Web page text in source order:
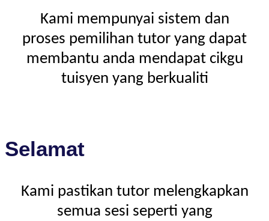
Kami mempunyai sistem dan
proses pemilihan tutor yang dapat
membantu anda mendapat cikgu
tuisyen yang berkualiti
Selamat
Kami pastikan tutor melengkapkan
semua sesi seperti yang